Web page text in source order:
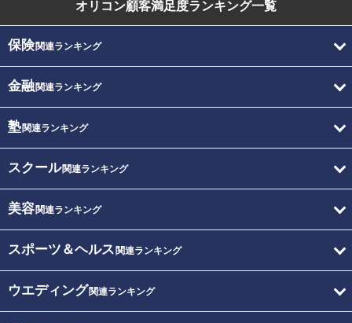
オリコン顧客満足度ランキング一覧
保険関連ランキング
金融関連ランキング
塾関連ランキング
スクール関連ランキング
美容関連ランキング
スポーツ＆ヘルス 関連ランキング
ウエディング関連ランキング